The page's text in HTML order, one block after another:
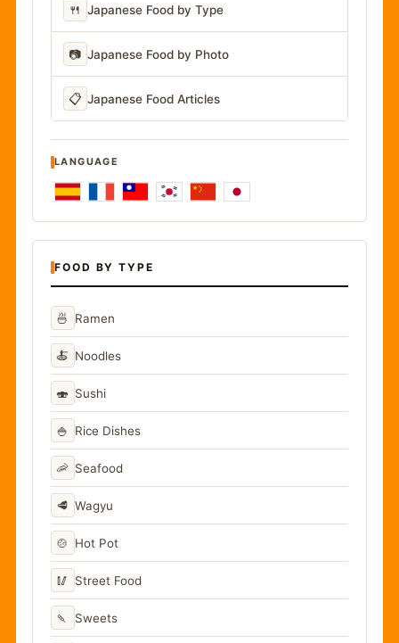
🍴 Japanese Food by Type
📷 Japanese Food by Photo
📋 Japanese Food Articles
LANGUAGE
FOOD BY TYPE
🍜 Ramen
🍝 Noodles
🍣 Sushi
🍚 Rice Dishes
🦐 Seafood
🥩 Wagyu
🍲 Hot Pot
🥢 Street Food
🍡 Sweets